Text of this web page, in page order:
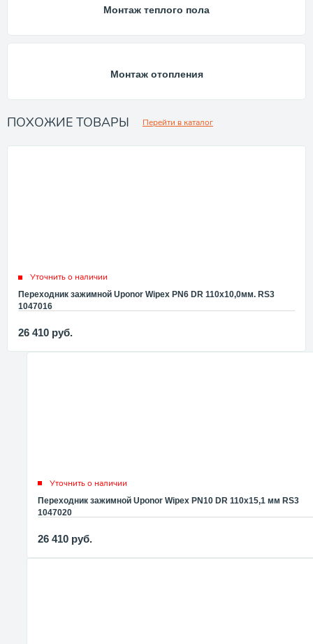
Монтаж теплого пола
Монтаж отопления
ПОХОЖИЕ ТОВАРЫ Перейти в каталог
Уточнить о наличии
Переходник зажимной Uponor Wipex PN6 DR 110x10,0мм. RS3
1047016
26 410 руб.
Уточнить о наличии
Переходник зажимной Uponor Wipex PN10 DR 110x15,1 мм RS3
1047020
26 410 руб.